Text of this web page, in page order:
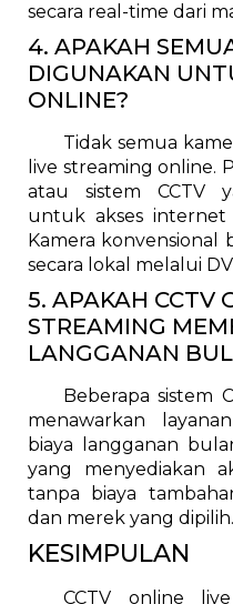
secara real-time dari
4. APAKAH
DIGUNAKAN
ONLINE?
Tidak semua
live streaming online.
atau sistem CCTV
untuk akses internet
Kamera konvensional
secara lokal melalui
5. APAKAH CCTV
STREAMING
LANGGANAN
Beberapa sistem
menawarkan
biaya langganan
yang menyediakan
tanpa biaya
dan merek yang dipilih.
KESIMPULAN
CCTV online